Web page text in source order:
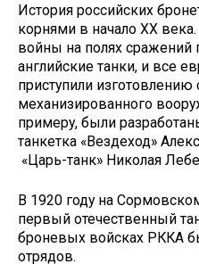
История российских
корнями в начало ХХ
войны на полях сражений
английские танки, и все
приступили изготовлению
механизированного
примеру, были
танкетка «Вездеход»
«Царь-танк» Николая
В 1920 году на
первый отечественный
броневых войсках РККА
отрядов.